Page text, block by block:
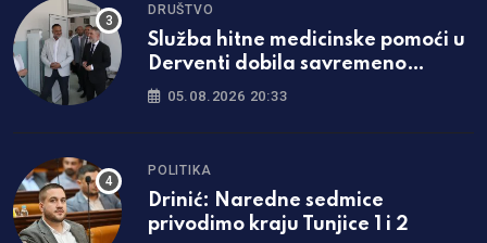
DRUŠTVO
Služba hitne medicinske pomoći u
Derventi dobila savremeno
opremljen prostor
05.08.2026 20:33
POLITIKA
Drinić: Naredne sedmice
privodimo kraju Tunjice 1 i 2